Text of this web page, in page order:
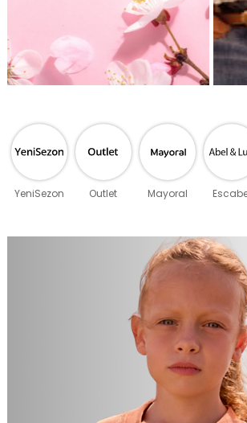
YeniSezon Outlet Mayoral